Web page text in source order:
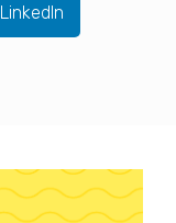
LinkedIn